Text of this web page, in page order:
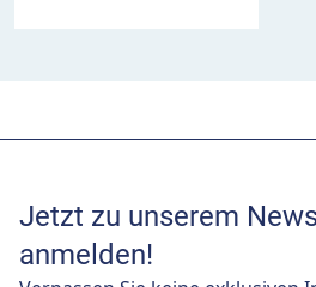
Jetzt zu unserem
anmelden!